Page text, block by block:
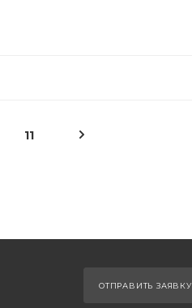
11
ОТПРАВИТЬ ЗАЯВКУ